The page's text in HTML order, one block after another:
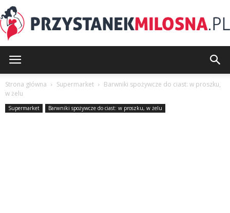
Strona główna Supermarket
Barwniki spożywcze do ciast: w proszku,
w żelu
Supermarket Barwniki spożywcze do ciast: w proszku, w żelu